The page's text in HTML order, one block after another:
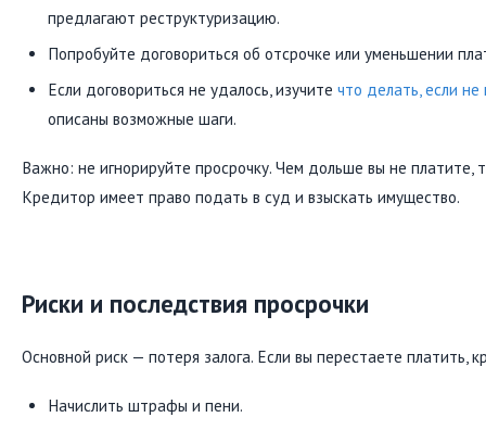
предлагают реструктуризацию.
Попробуйте договориться об отсрочке или уменьшении
Если договориться не удалось, изучите что делать, если
описаны возможные шаги.
Важно: не игнорируйте просрочку. Чем дольше вы не платите,
Кредитор имеет право подать в суд и взыскать имущество.
Риски и последствия просрочки
Основной риск — потеря залога. Если вы перестаете платить,
Начислить штрафы и пени.